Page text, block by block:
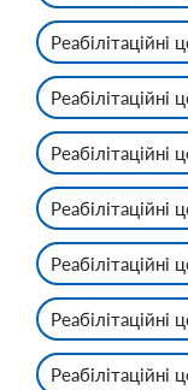
Реабілітаційні
Реабілітаційні
Реабілітаційні
Реабілітаційні
Реабілітаційні